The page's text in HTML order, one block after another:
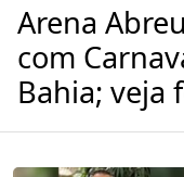
Arena
com
Bahia; veja